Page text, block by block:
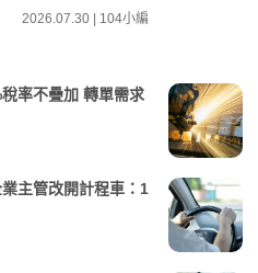
2026.07.30 | 104小編
率不疊加 轉單需求
主管改開計程車：1